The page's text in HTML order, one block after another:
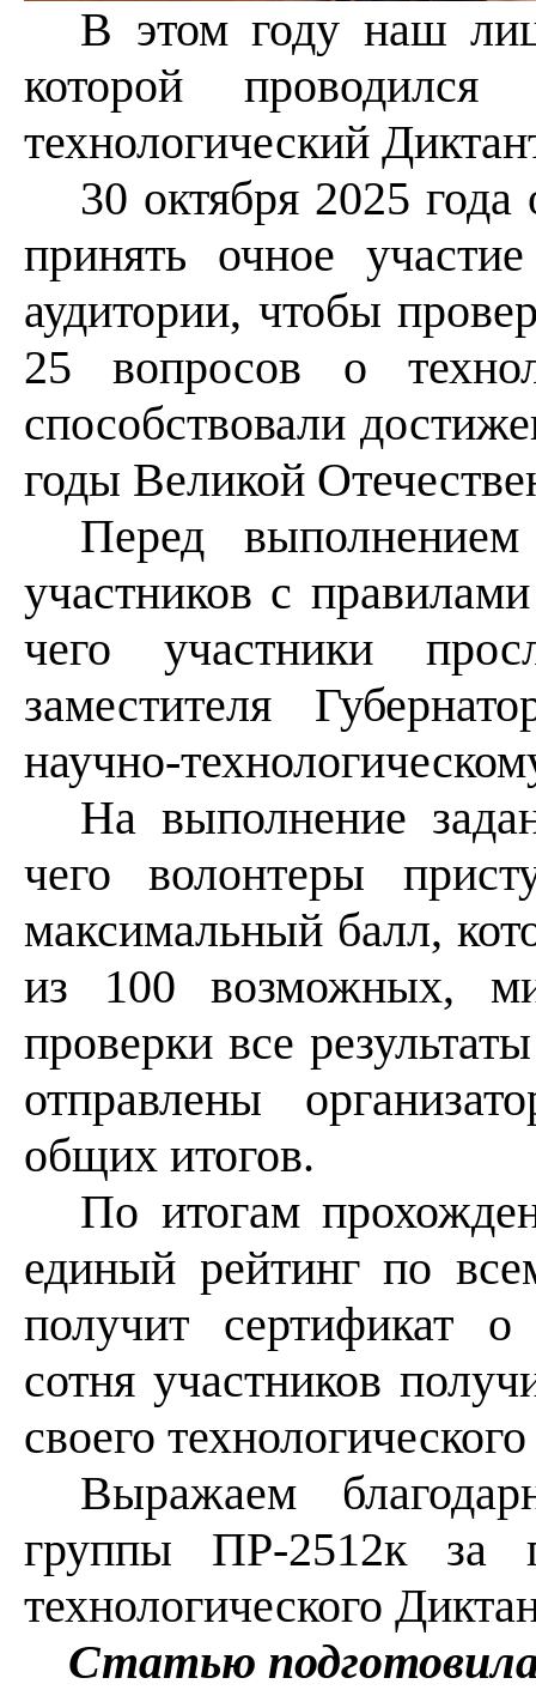
В этом году наш
которой
технологический
30 октября 2025 года
принять очное
аудитории, чтобы
25 вопросов о
способствовали
годы Великой
Перед
участников с
чего участники
заместителя
научно-
На выполнение
чего волонтеры
максимальный балл,
из 100 возможных,
проверки все
отправлены
общих итогов.
По итогам
единый рейтинг по
получит сертификат
сотня участников
своего
Выражаем
группы ПР-2512к за
технологического
Статью